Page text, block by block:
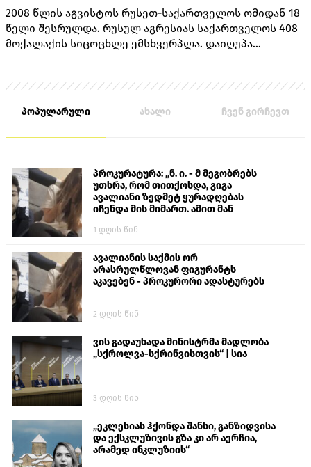
2008 წლის აგვისტოს რუსეთ-საქართველოს ომიდან 18
წელი შესრულდა. რუსულ აგრესიას საქართველოს 408
მოქალაქის სიცოცხლე ემსხვერპლა. დაიღუპა
მშვიდობიანი მცხოვრები.
პოპულარული ახალი ჩვენ გირჩევთ
პროკურატურა: „ნ. ი. - მ მეგობრებს
უთხრა, რომ თითქოსდა, გიგა
ავალიანი ზედმეტ ყურადღებას
იჩენდა მის მიმართ. ამით მან
თავს დასხმოდა გიგა ავალიანს“
1 დღის წინ
ავალიანის საქმის ორ
არასრულწლოვან ფიგურანტს
აკავებენ - პროკურორი ადასტურებს
2 დღის წინ
ვის გადაუხადა მინისტრმა მადლობა
„სქროლვა-სქრინვისთვის“ | სია
3 დღის წინ
„ეკლესიას ჰქონდა შანსი, განზიდვისა
და ექსკლუზივის გზა კი არ აერჩია,
არამედ ინკლუზიის“